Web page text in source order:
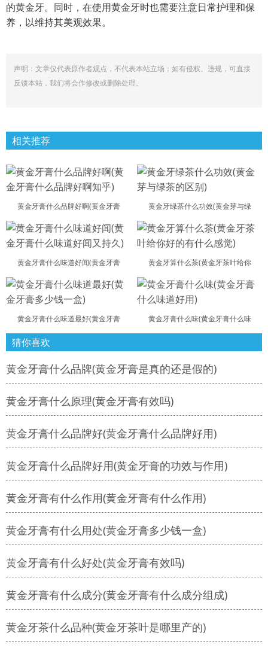
的黄金牙。同时，在使用黄金牙时也需要注意日常护理和保
养，以维持其美观效果。
声明：文章仅代表原作者观点，不代表本站立场；如有侵权、违规，可直接
反馈本站，我们将会作修改或删除处理。
相关推荐
黄金牙膏什么品牌好啊(黄金牙膏 黄金牙绿茶什么功效(黄金芽与绿
黄金牙膏什么味道好闻(黄金牙膏 黄金牙算什么茶(黄金牙茶叶给你
黄金牙膏什么味道最好(黄金牙膏 黄金牙膏什么味(黄金牙膏什么味
猜你喜欢
黄金牙膏什么品牌(黄金牙膏是真的还是假的)
黄金牙膏什么原理(黄金牙膏有效吗)
黄金牙膏什么品牌好(黄金牙膏什么品牌好用)
黄金牙膏什么品牌好用(黄金牙膏的功效与作用)
黄金牙膏有什么作用(黄金牙膏有什么作用)
黄金牙膏有什么用处(黄金牙膏多少钱一盒)
黄金牙膏有什么好处(黄金牙膏有效吗)
黄金牙膏有什么成分(黄金牙膏有什么成分组成)
黄金牙茶什么品种(黄金牙茶叶是哪里产的)